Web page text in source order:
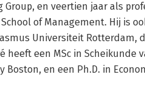
en veertien jaar als
of Management. Hij is
Universiteit Rotterdam,
heeft een MSc in Scheikunde
Boston, en een Ph.D. in